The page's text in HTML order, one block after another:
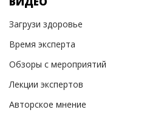
Загрузи здоровье
Время эксперта
Обзоры с мероприятий
Лекции экспертов
Авторское мнение